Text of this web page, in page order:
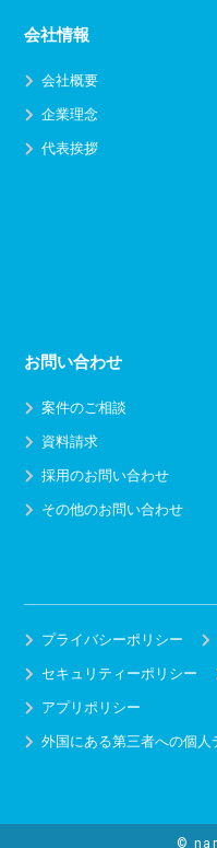
会社情報
会社概要
企業理念
代表挨拶
お問い合わせ
案件のご相談
資料請求
採用のお問い合わせ
その他のお問い合わせ
プライバシーポリシー
セキュリティーポリシー
アプリポリシー
外国にある第三者への個人
©